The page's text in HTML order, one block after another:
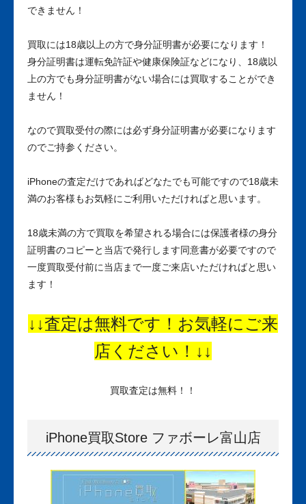
できません！
買取には18歳以上の方で身分証明書が必要になります！
身分証明書は運転免許証や健康保険証などになり、18歳以
上の方でも身分証明書がない場合には買取することができ
ません！
なので買取受付の際には必ず身分証明書が必要になります
のでご持参ください。
iPhoneの査定だけであればどなたでも可能ですので18歳未
満のお客様もお気軽にご利用いただければと思います。
18歳未満の方で買取を希望される場合には保護者様の身分
証明書のコピーと当店で発行します同意書が必要ですので
一度買取受付前に当店まで一度ご来店いただければと思い
ます！
↓↓査定は無料です！お気軽にご来
店ください！↓↓
買取査定は無料！！
iPhone買取Store ファボーレ富山店